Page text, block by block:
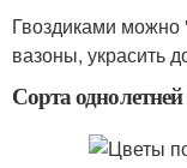
Гвоздиками можно
вазоны, украсить
Сорта